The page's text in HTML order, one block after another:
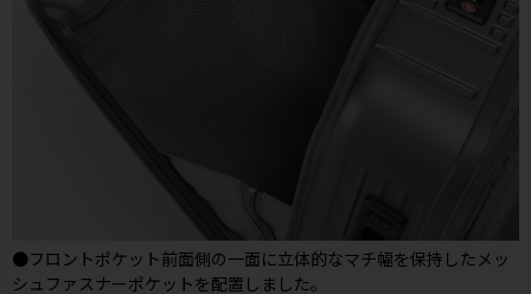
●フロントポケット前面側の一面に立体的なマチ幅を保持したメッ
シュファスナーポケットを配置しました。